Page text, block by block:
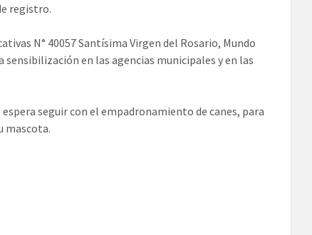
registro.
N° 40057 Santísima Virgen del Rosario, Mundo
en las agencias municipales y en las
seguir con el empadronamiento de canes, para
mascota.